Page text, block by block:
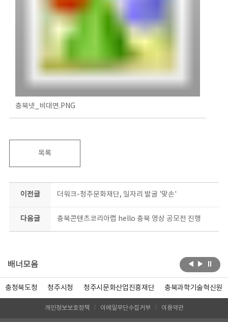
충북넷_비대면.PNG
목록
이전글 더워크-청주문화재단, 일자리 발굴 '맞손'
다음글 충북콘텐츠코리아랩 hello 충북 영상 공모전 진행
배너모음
충청북도청 청주시청 청주시문화산업진흥재단 충북과학기술혁신원
개인정보보호정책 이메일무단수집거부 이용약관